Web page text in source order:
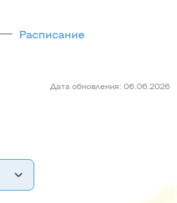
Расписание
Дата обновления: 06.06.2026